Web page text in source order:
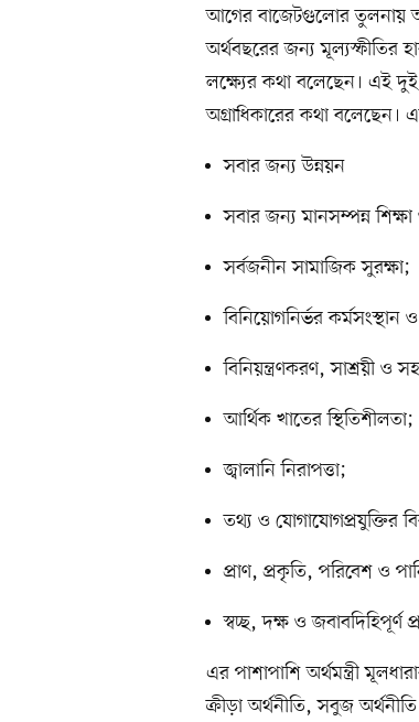
আগের বাজেটগুলোর তুলনায়
অর্থবছরের জন্য মূল্যস্ফীতির
লক্ষ্যের কথা বলেছেন। এই দুই
অগ্রাধিকারের কথা বলেছেন।
সবার জন্য উন্নয়ন
সবার জন্য মানসম্পন্ন শিক্ষা
সর্বজনীন সামাজিক সুরক্ষা;
বিনিয়োগনির্ভর
বিনিয়ন্ত্রণকরণ, সাশ্রয়ী ও
আর্থিক খাতের স্থিতিশীলতা;
জ্বালানি নিরাপত্তা;
তথ্য ও যোগাযোগপ্রযুক্তির
প্রাণ, প্রকৃতি, পরিবেশ ও
স্বচ্ছ, দক্ষ ও জবাবদিহিপূর্ণ
এর পাশাপাশি অর্থমন্ত্রী
ক্রীড়া অর্থনীতি, সবুজ